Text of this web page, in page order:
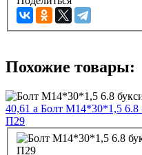
Похожие товары:
40,61 a Болт М14*30*1,5 6.8
П29